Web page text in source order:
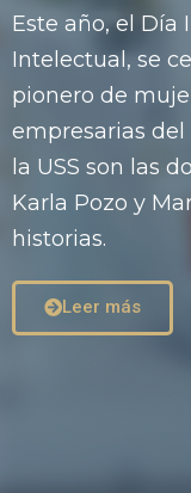
Este año, el Día
Intelectual, se
pionero de
empresarias
la USS son las
Karla Pozo y
historias.
Leer más